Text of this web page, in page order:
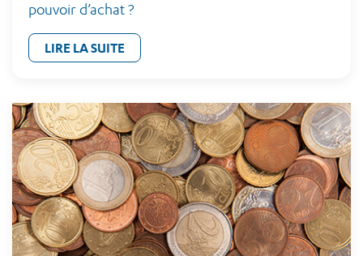
pouvoir d’achat ?
LIRE LA SUITE